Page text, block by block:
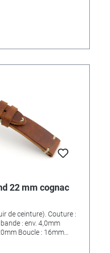
22 mm cognac
de ceinture). Couture :
: env. 4,0mm
Boucle : 16mm